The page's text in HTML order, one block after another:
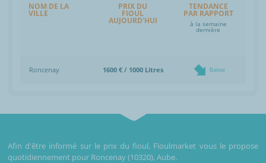
NOM DE LA
VILLE
PRIX DU
FIOUL
AUJOURD'HUI
TENDANCE
PAR RAPPORT
à la semaine
dernière
Roncenay 1600 € / 1000 Litres Baisse
Afin d'être informé sur le prix du fioul, Fioulmarket vous le propose
quotidiennement pour Roncenay (10320), Aube.